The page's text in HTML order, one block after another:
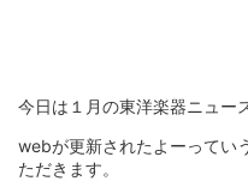
今日は１月の東洋楽器ニュー
webが更新されたよーってい
ただきます。